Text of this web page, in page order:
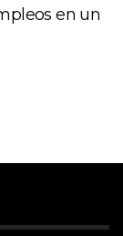
en un